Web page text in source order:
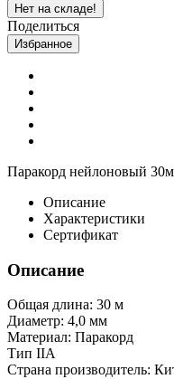
Нет на складе!
Поделиться
Избранное
Паракорд нейлоновый
Описание
Характеристики
Сертификат
Описание
Общая длина: 30 м
Диаметр: 4,0 мм
Материал: Паракорд
Тип IIA
Страна производитель: